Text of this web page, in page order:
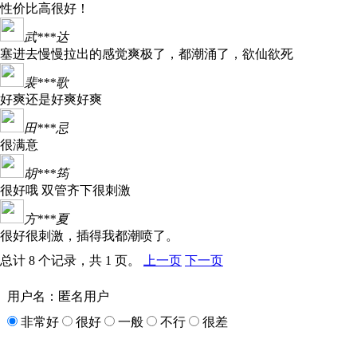
性价比高很好！
武***达
塞进去慢慢拉出的感觉爽极了，都潮涌了，欲仙欲死
裴***歌
好爽还是好爽好爽
田***忌
很满意
胡***筠
很好哦 双管齐下很刺激
方***夏
很好很刺激，插得我都潮喷了。
总计 8 个记录，共 1 页。
上一页 下一页
用户名：匿名用户
非常好
很好 一般 不行 很差